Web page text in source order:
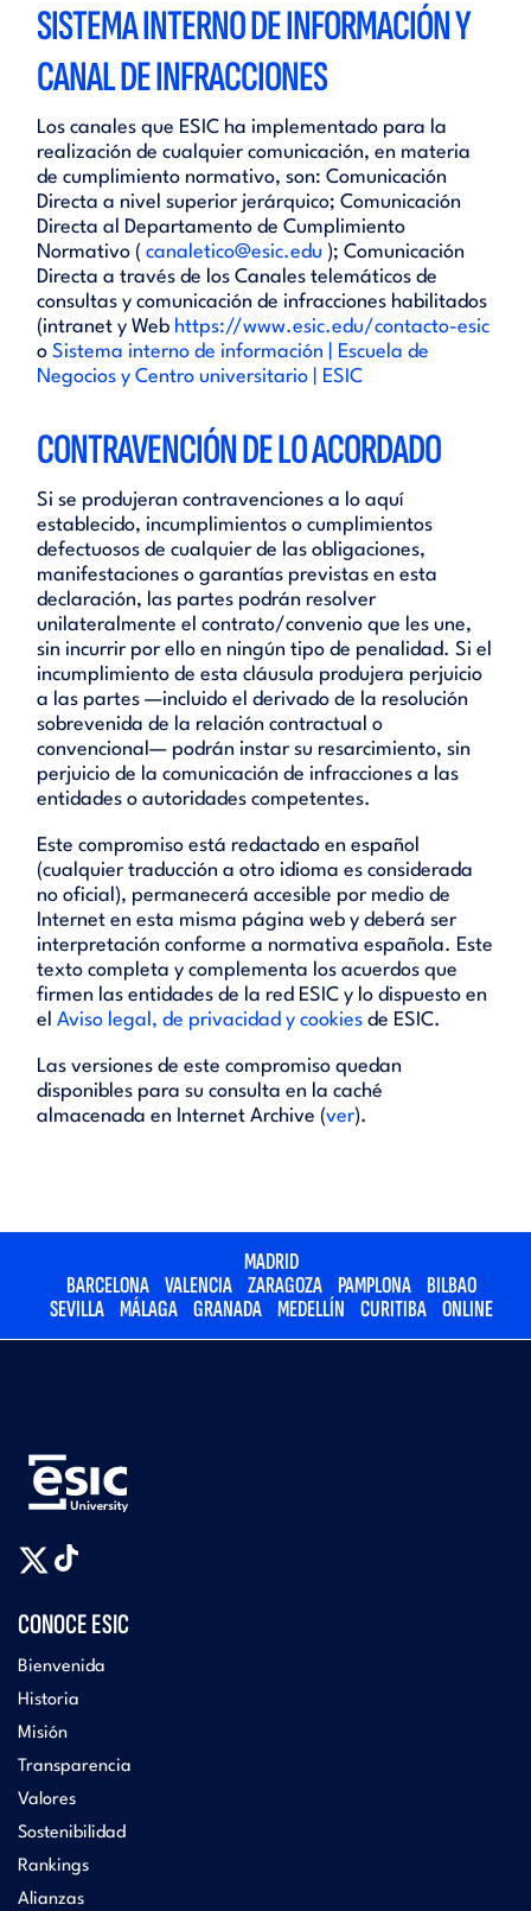
SISTEMA INTERNO DE INFORMACIÓN Y
CANAL DE INFRACCIONES
Los canales que ESIC ha implementado para la
realización de cualquier comunicación, en materia
de cumplimiento normativo, son: Comunicación
Directa a nivel superior jerárquico; Comunicación
Directa al Departamento de Cumplimiento
Normativo (canaletico@esic.edu ); Comunicación
Directa a través de los Canales telemáticos de
consultas y comunicación de infracciones habilitados
(intranet y Web https://www.esic.edu/contacto-esic
oSistema interno de información | Escuela de
Negocios y Centro universitario | ESIC
CONTRAVENCIÓN DE LO ACORDADO
Si se produjeran contravenciones a lo aquí
establecido, incumplimientos o cumplimientos
defectuosos de cualquier de las obligaciones,
manifestaciones o garantías previstas en esta
declaración, las partes podrán resolver
unilateralmente el contrato/convenio que les une,
sin incurrir por ello en ningún tipo de penalidad. Si el
incumplimiento de esta cláusula produjera perjuicio
a las partes —incluido el derivado de la resolución
sobrevenida de la relación contractual o
convencional— podrán instar su resarcimiento, sin
perjuicio de la comunicación de infracciones a las
entidades o autoridades competentes.
Este compromiso está redactado en español
(cualquier traducción a otro idioma es considerada
no oficial), permanecerá accesible por medio de
Internet en esta misma página web y deberá ser
interpretación conforme a normativa española. Este
texto completa y complementa los acuerdos que
firmen las entidades de la red ESIC y lo dispuesto en
elAviso legal, de privacidad y cookies de ESIC.
Las versiones de este compromiso quedan
disponibles para su consulta en la caché
almacenada en Internet Archive (ver).
MADRID
BARCELONA VALENCIA ZARAGOZA PAMPLONA BILBAO
SEVILLA MÁLAGA GRANADA MEDELLÍN CURITIBA ONLINE
CONOCE ESIC
Bienvenida
Historia
Misión
Transparencia
Valores
Sostenibilidad
Rankings
Alianzas